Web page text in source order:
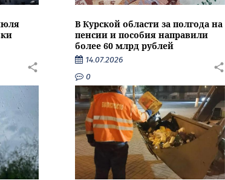
В Курской области за полгода на
пенсии и пособия направили
более 60 млрд рублей
14.07.2026
0